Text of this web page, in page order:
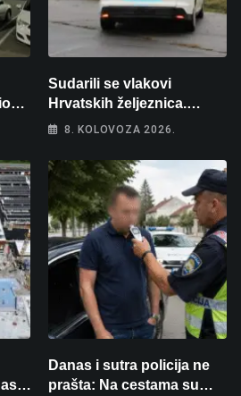
Sudarili se vlakovi
Hrvatskih željeznica.
Šestero osoba teško
intenzivnoj
8. KOLOVOZA 2026.
u
Danas i sutra policija ne
prašta: Na cestama su